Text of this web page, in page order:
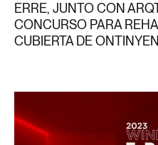
ERRE, JUNTO CON
CONCURSO PARA
CUBIERTA DE